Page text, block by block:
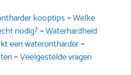
kooptips–Welke
nodig?–Waterhardheid
een waterontharder–
–Veelgestelde vragen